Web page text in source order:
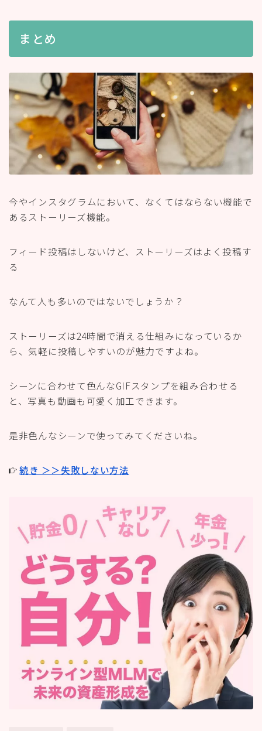
まとめ
今やインスタグラムにおいて、なくてはならない機能で
あるストーリーズ機能。
フィード投稿はしないけど、ストーリーズはよく投稿す
る
なんて人も多いのではないでしょうか？
ストーリーズは24時間で消える仕組みになっているか
ら、気軽に投稿しやすいのが魅力ですよね。
シーンに合わせて色んなGIFスタンプを組み合わせる
と、写真も動画も可愛く加工できます。
是非色んなシーンで使ってみてくださいね。
続き ＞＞失敗しない方法